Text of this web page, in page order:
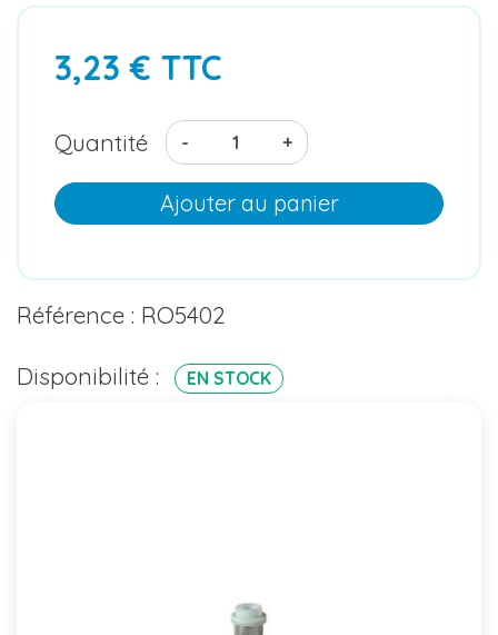
3,23 € TTC
Quantité - +
Ajouter au panier
Référence : RO5402
Disponibilité : EN STOCK